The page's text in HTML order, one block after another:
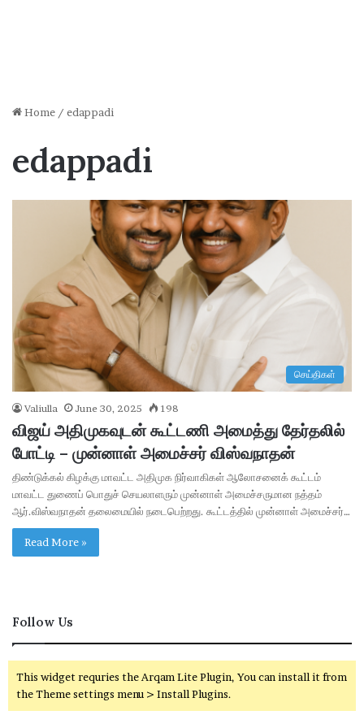
Home / edappadi
edappadi
செய்திகள்
Valiulla June 30, 2025 198
விஜய் அதிமுகவுடன் கூட்டணி அமைத்து தேர்தலில்
போட்டி – முன்னாள் அமைச்சர் விஸ்வநாதன்
திண்டுக்கல் கிழக்கு மாவட்ட அதிமுக நிர்வாகிகள் ஆலோசனைக் கூட்டம்
மாவட்ட துணைப் பொதுச் செயலாளரும் முன்னாள் அமைச்சருமான நத்தம்
ஆர்.விஸ்வநாதன் தலைமையில் நடைபெற்றது. கூட்டத்தில் முன்னாள் அமைச்சர்…
Read More »
Follow Us
This widget requries the Arqam Lite Plugin, You can install it from
the Theme settings menu > Install Plugins.